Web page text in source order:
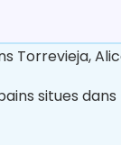
Torrevieja,
situes dans